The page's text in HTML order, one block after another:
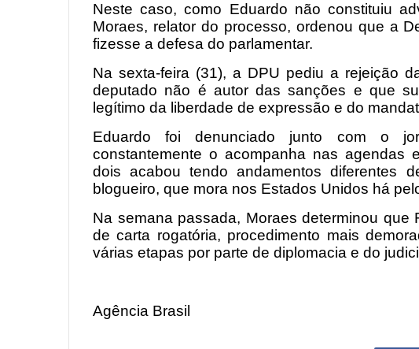
Neste caso, como Eduardo não constituiu
Moraes, relator do processo, ordenou que a
fizesse a defesa do parlamentar.
Na sexta-feira (31), a DPU pediu a rejeição
deputado não é autor das sanções e que
legítimo da liberdade de expressão e do
Eduardo foi denunciado junto com o
constantemente o acompanha nas agendas
dois acabou tendo andamentos diferentes
blogueiro, que mora nos Estados Unidos há
Na semana passada, Moraes determinou que
de carta rogatória, procedimento mais
várias etapas por parte de diplomacia e do
Agência Brasil